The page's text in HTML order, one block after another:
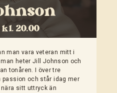
20.00
man vara veteran mitt i
heter Jill Johnson och
tonåren. I över tre
och står idag mer
sitt uttryck än